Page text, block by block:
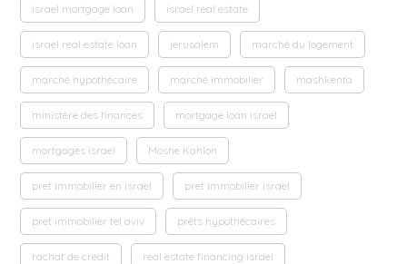
israel mortgage loan israel real estate
israel real estate loan jerusalem marché du logement
marché hypothécaire marché immobilier mashkenta
ministère des finances mortgage loan israel
mortgages israel Moshe Kahlon
pret immobilier en Israel pret immobilier Israel
pret immobilier tel aviv prêts hypothécaires
rachat de credit real estate financing israel